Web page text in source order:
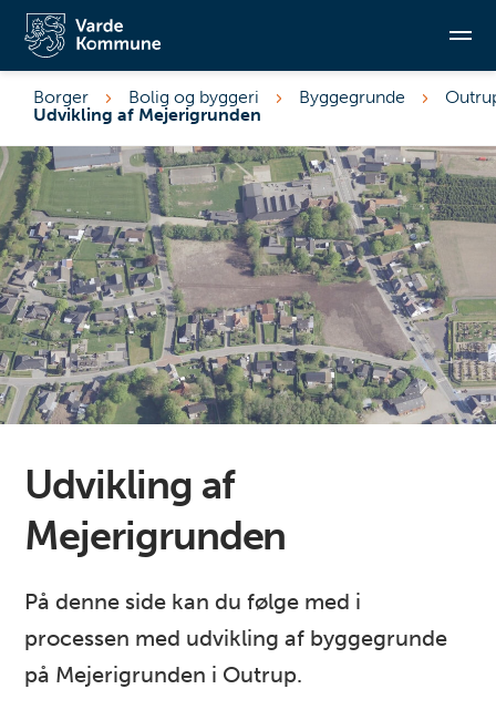
Borger Bolig og byggeri Byggegrunde
Udvikling af Mejerigrunden
Udvikling af
Mejerigrunden
På denne side kan du følge med i
processen med udvikling af byggegrunde
på Mejerigrunden i Outrup.